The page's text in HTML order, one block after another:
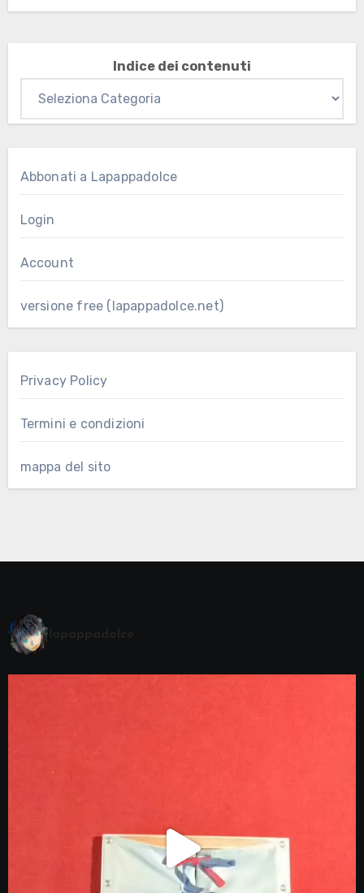
Indice dei contenuti
Abbonati a Lapappadolce
Login
Account
versione free (lapappadolce.net)
Privacy Policy
Termini e condizioni
mappa del sito